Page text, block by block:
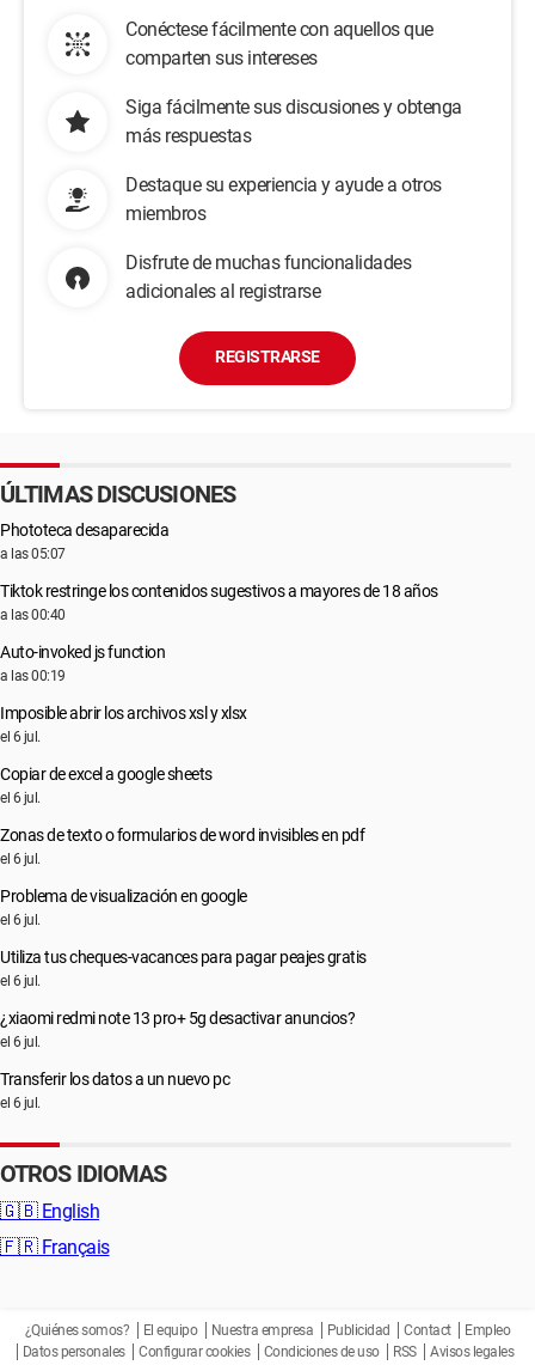
Conéctese fácilmente con aquellos que
comparten sus intereses
Siga fácilmente sus discusiones y obtenga
más respuestas
Destaque su experiencia y ayude a otros
miembros
Disfrute de muchas funcionalidades
adicionales al registrarse
REGISTRARSE
ÚLTIMAS DISCUSIONES
Phototeca desaparecida
a las 05:07
Tiktok restringe los contenidos sugestivos a mayores de 18 años
a las 00:40
Auto-invoked js function
a las 00:19
Imposible abrir los archivos xsl y xlsx
el 6 jul.
Copiar de excel a google sheets
el 6 jul.
Zonas de texto o formularios de word invisibles en pdf
el 6 jul.
Problema de visualización en google
el 6 jul.
Utiliza tus cheques-vacances para pagar peajes gratis
el 6 jul.
¿xiaomi redmi note 13 pro+ 5g desactivar anuncios?
el 6 jul.
Transferir los datos a un nuevo pc
el 6 jul.
OTROS IDIOMAS
🇬🇧 English
🇫🇷 Français
¿Quiénes somos? El equipo Nuestra empresa Publicidad Contact
Empleo
Datos personales
Configurar cookies Condiciones de uso RSS Avisos legales